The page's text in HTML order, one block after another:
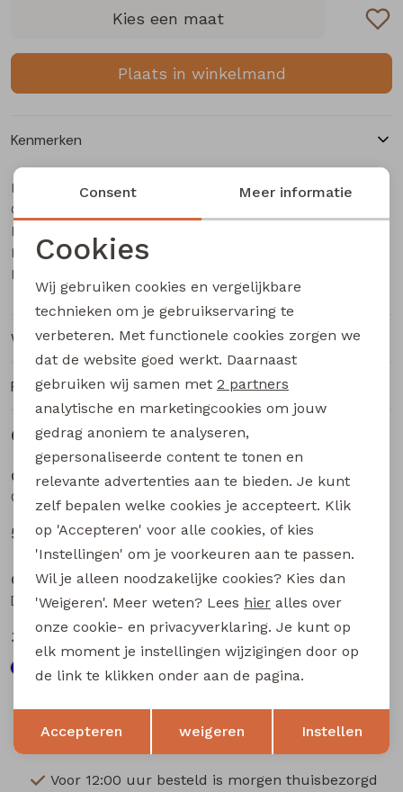
Bermuda's
Kies een maat
Plaats in winkelmand
Kenmerken
Merk
CARS jeans & casuals
Categorie
Leverancierscode
Bestelcode
Kleur
Winkelvoorraad
Ruilen en retourneren
Gerelateerde producten
CARS jeans & casuals
59,99
CARS jeans & casuals
59,99
CARS jeans & casuals
Douglas lengte 36 heren lange broek l.stone denim
39,99
CARS jeans & casuals
39,99
Voor 12:00 uur besteld is morgen thuisbezorgd
Noodzakelijke cookies
Analytische cookies
Marketing cookies
Terug Opslaan
Consent Meer informatie
Cookies
Wij gebruiken cookies en vergelijkbare
technieken om je gebruikservaring te
verbeteren. Met functionele cookies zorgen we
dat de website goed werkt. Daarnaast
gebruiken wij samen met 2 partners
analytische en marketingcookies om jouw
gedrag anoniem te analyseren,
gepersonaliseerde content te tonen en
relevante advertenties aan te bieden. Je kunt
zelf bepalen welke cookies je accepteert. Klik
op 'Accepteren' voor alle cookies, of kies
'Instellingen' om je voorkeuren aan te passen.
Wil je alleen noodzakelijke cookies? Kies dan
'Weigeren'. Meer weten? Lees hier alles over
onze cookie- en privacyverklaring. Je kunt op
elk moment je instellingen wijzigingen door op
de link te klikken onder aan de pagina.
Accepteren weigeren Instellen